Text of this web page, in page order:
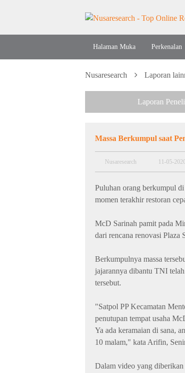
Halaman Muka Perkenalan
Nusaresearch Laporan
Laporan
Massa Berkumpul saat
Nusaresearch 11-05-
Puluhan orang berkumpul
momen terakhir restoran
McD Sarinah pamit pada
dari rencana renovasi Plaza
Berkumpulnya massa
jajarannya dibantu TNI
tersebut.
"Satpol PP Kecamatan
penutupan tempat usaha
Ya ada keramaian di sana,
10 malam," kata Arifin,
Dalam video yang diberikan